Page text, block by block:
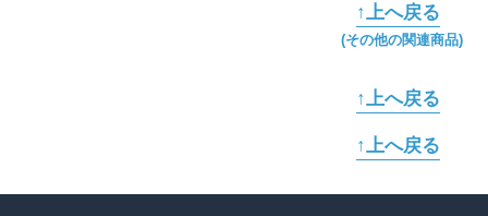
↑上へ戻る
(その他の関連商品)
↑上へ戻る
↑上へ戻る